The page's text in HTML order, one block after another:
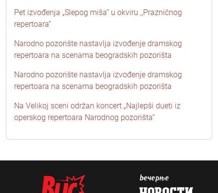
Pet izvođenja „Slepog miša“ u okviru ,,Prazničnog
repertoara“
Narodno pozorište nastavlja izvođenje dramskog
repertoara na scenama beogradskih pozorišta
Narodno pozorište nastavlja izvođenje dramskog
repertoara na scenama beogradskih pozorišta
Na Velikoj sceni održan koncert „Najlepši dueti iz
operskog repertoara Narodnog pozorišta“